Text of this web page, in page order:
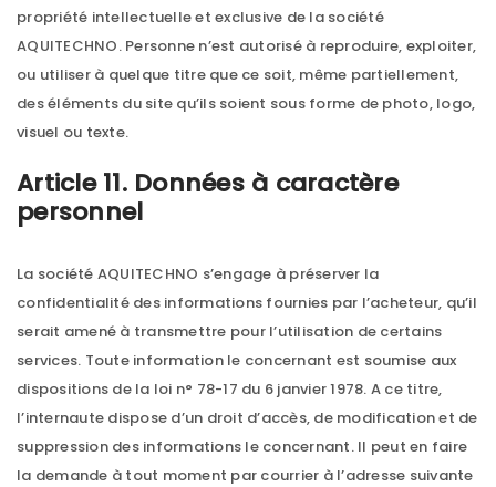
propriété intellectuelle et exclusive de la société
AQUITECHNO. Personne n’est autorisé à reproduire, exploiter,
ou utiliser à quelque titre que ce soit, même partiellement,
des éléments du site qu’ils soient sous forme de photo, logo,
visuel ou texte.
Article 11. Données à caractère
personnel
La société AQUITECHNO s’engage à préserver la
confidentialité des informations fournies par l’acheteur, qu’il
serait amené à transmettre pour l’utilisation de certains
services. Toute information le concernant est soumise aux
dispositions de la loi n° 78-17 du 6 janvier 1978. A ce titre,
l’internaute dispose d’un droit d’accès, de modification et de
suppression des informations le concernant. Il peut en faire
la demande à tout moment par courrier à l’adresse suivante